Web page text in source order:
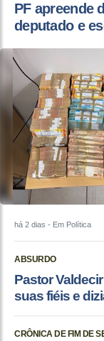
PF apreende
deputado e
há 2 dias - Em Política
ABSURDO
Pastor
suas fiéis e
CRÔNICA DE FIM DE